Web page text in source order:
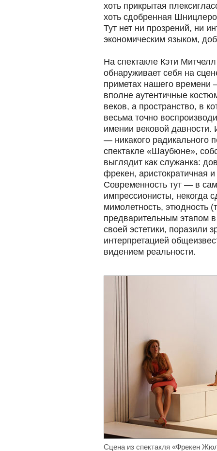
хоть прикрытая
хоть сдобренная
Тут нет ни прозрений, ни
экономическим языком,
На спектакле Кэти
обнаруживает себя на
приметах нашего времени
вполне аутентичные
веков, а пространство, в
весьма точно
имении вековой давности.
— никакого радикального
спектакле «Шаубюне»,
выглядит как служанка:
фрекен, аристократичная
Современность тут — в
импрессионисты, некогда
мимолетность, этюдность
предварительным этапом
своей эстетики, поразили
интерпретацией
видением реальности.
Сцена из спектакля «Фрекен